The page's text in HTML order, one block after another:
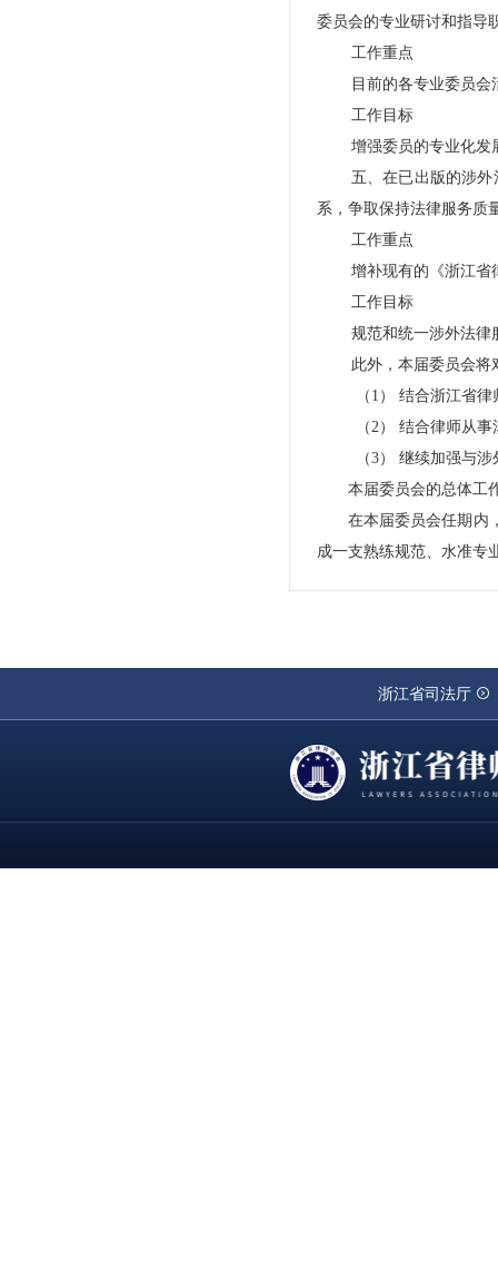
委员会的专业研讨和指导
工作重点
目前的各专业委员
工作目标
增强委员的专业化发
五、在已出版的涉
系，争取保持法律服务质
工作重点
增补现有的《浙江省
工作目标
规范和统一涉外法律
此外，本届委员会将
（1）结合浙江省律
（2）结合律师从事
（3）继续加强与涉
本届委员会的总体工
在本届委员会任期内
成一支熟练规范、水准专
浙江省司法厅